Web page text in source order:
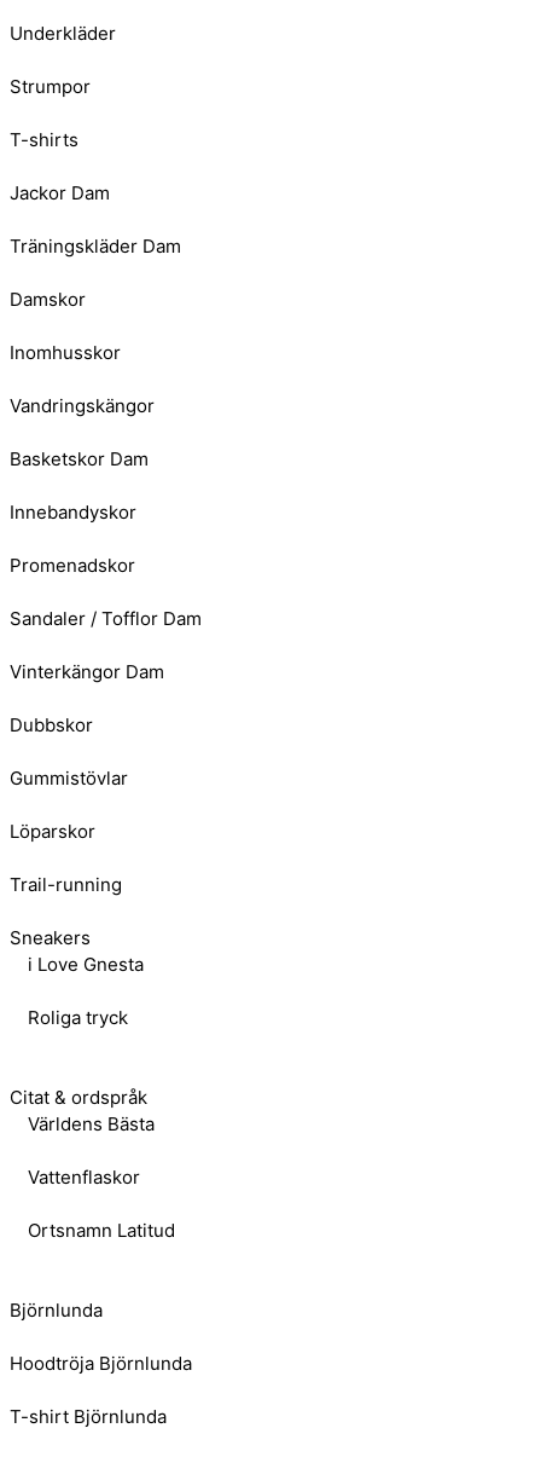
Underkläder
Strumpor
T-shirts
Jackor Dam
Träningskläder Dam
Damskor
Inomhusskor
Vandringskängor
Basketskor Dam
Innebandyskor
Promenadskor
Sandaler / Tofflor Dam
Vinterkängor Dam
Dubbskor
Gummistövlar
Löparskor
Trail-running
Sneakers
i Love Gnesta
Roliga tryck
Citat & ordspråk
Världens Bästa
Vattenflaskor
Ortsnamn Latitud
Björnlunda
Hoodtröja Björnlunda
T-shirt Björnlunda